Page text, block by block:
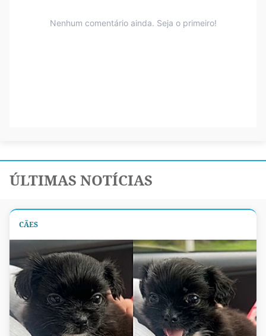
ÚLTIMAS NOTÍCIAS
CÃES